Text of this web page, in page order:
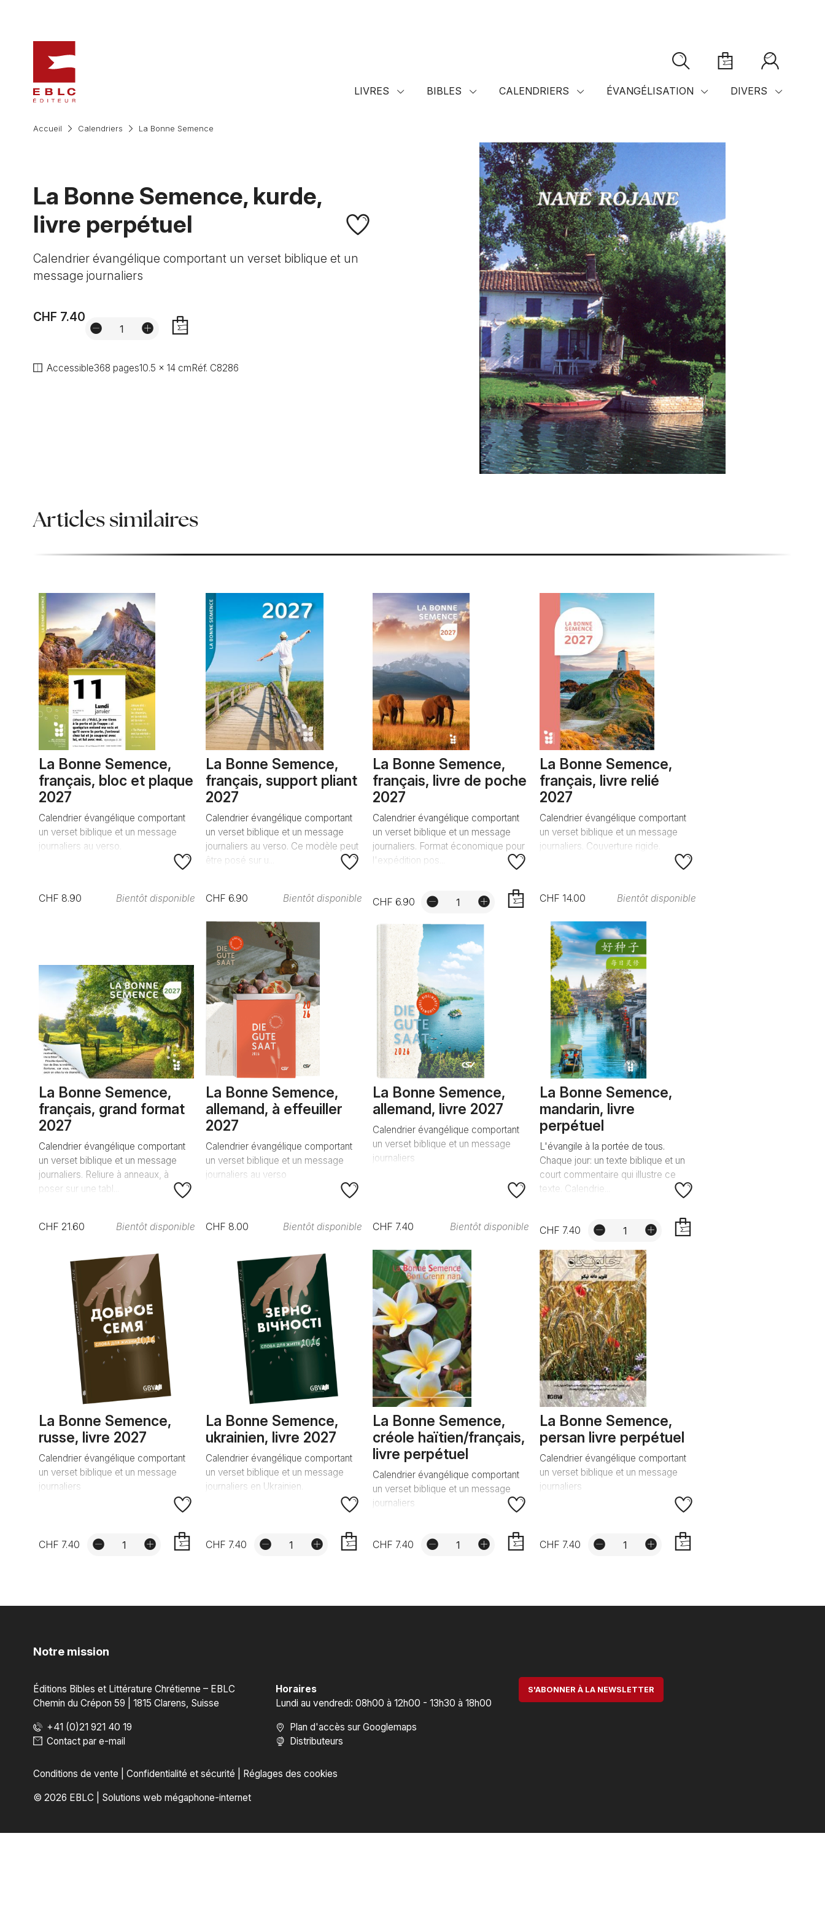
LIVRES BIBLES CALENDRIERS ÉVANGÉLISATION DIVERS
Accueil Calendriers La Bonne Semence
La Bonne Semence, kurde,
livre perpétuel
Calendrier évangélique comportant un verset biblique et un
message journaliers
CHF 7.40
Accessible368 pages10.5 x 14 cm Réf. C8286
Articles similaires
La Bonne Semence,
français, bloc et plaque
2027
Calendrier évangélique comportant
un verset biblique et un message
journaliers au verso.
CHF 8.90 Bientôt disponible
La Bonne Semence,
français, support pliant
2027
Calendrier évangélique comportant
un verset biblique et un message
journaliers au verso. Ce modèle peut
être posé sur u...
CHF 6.90 Bientôt disponible
La Bonne Semence,
français, livre de poche
2027
Calendrier évangélique comportant
un verset biblique et un message
journaliers. Format économique pour
l'expédition pos...
CHF 6.90
La Bonne Semence,
français, livre relié
2027
Calendrier évangélique comportant
un verset biblique et un message
journaliers. Couverture rigide.
CHF 14.00 Bientôt disponible
La Bonne Semence,
français, grand format
2027
Calendrier évangélique comportant
un verset biblique et un message
journaliers. Reliure à anneaux, à
poser sur une tabl...
CHF 21.60 Bientôt disponible
La Bonne Semence,
allemand, à effeuiller
2027
Calendrier évangélique comportant
un verset biblique et un message
journaliers au verso
CHF 8.00 Bientôt disponible
La Bonne Semence,
allemand, livre 2027
Calendrier évangélique comportant
un verset biblique et un message
journaliers
CHF 7.40 Bientôt disponible
La Bonne Semence,
mandarin, livre
perpétuel
L'évangile à la portée de tous.
Chaque jour: un texte biblique et un
court commentaire qui illustre ce
texte. Calendrie...
CHF 7.40
La Bonne Semence,
russe, livre 2027
Calendrier évangélique comportant
un verset biblique et un message
journaliers
CHF 7.40
La Bonne Semence,
ukrainien, livre 2027
Calendrier évangélique comportant
un verset biblique et un message
journaliers en Ukrainien.
CHF 7.40
La Bonne Semence,
créole haïtien/français,
livre perpétuel
Calendrier évangélique comportant
un verset biblique et un message
journaliers
CHF 7.40
La Bonne Semence,
persan livre perpétuel
Calendrier évangélique comportant
un verset biblique et un message
journaliers
CHF 7.40
Notre mission
Éditions Bibles et Littérature Chrétienne – EBLC
Chemin du Crépon 59 | 1815 Clarens, Suisse
+41 (0)21 921 40 19
Contact par e-mail
Horaires
Lundi au vendredi: 08h00 à 12h00 - 13h30 à 18h00
Plan d'accès sur Googlemaps
Distributeurs
S'ABONNER À LA NEWSLETTER
Conditions de vente Confidentialité et sécurité Réglages des cookies
© 2026 EBLC Solutions web mégaphone-internet